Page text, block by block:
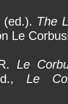
(ed.). The
Le
Le
Le